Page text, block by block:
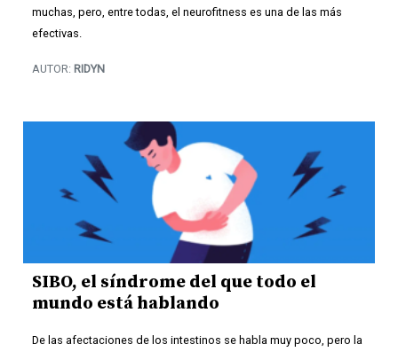
muchas, pero, entre todas, el neurofitness es una de las más
efectivas.
AUTOR: RIDYN
SIBO, el síndrome del que todo el
mundo está hablando
De las afectaciones de los intestinos se habla muy poco, pero la